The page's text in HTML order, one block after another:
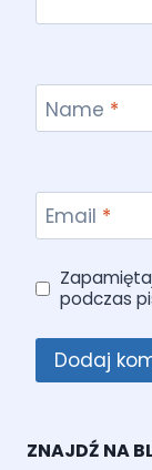
Name *
Email *
podczas
ZNAJDŹ NA